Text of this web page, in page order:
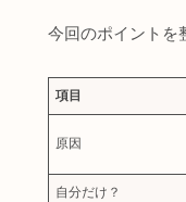
今回のポイントを
項目
原因
自分だけ？